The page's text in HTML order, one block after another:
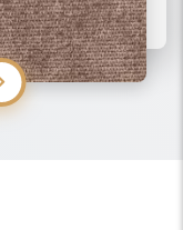
ПОДРОБНЕЕ